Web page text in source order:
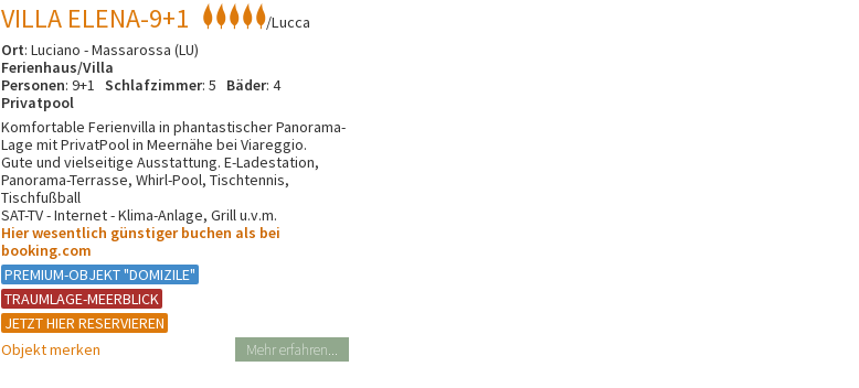
VILLA ELENA-9+1
/Lucca
Ort: Luciano - Massarossa (LU)
Ferienhaus/Villa
Personen: 9+1Schlafzimmer: 5 Bäder: 4
Privatpool
Komfortable Ferienvilla in phantastischer Panorama-
Lage mit PrivatPool in Meernähe bei Viareggio.
Gute und vielseitige Ausstattung. E-Ladestation,
Panorama-Terrasse, Whirl-Pool, Tischtennis,
Tischfußball
SAT-TV - Internet - Klima-Anlage, Grill u.v.m.
Hier wesentlich günstiger buchen als bei
booking.com
PREMIUM-OBJEKT "DOMIZILE"
TRAUMLAGE-MEERBLICK
JETZT HIER RESERVIEREN
Objekt merken
Mehr erfahren...